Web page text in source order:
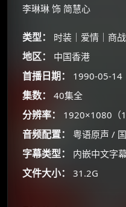
李琳琳 饰 简慧心
类型： 时装｜爱情｜商战
地区： 中国香港
首播日期： 1990-05-14
集数： 40集全
分辨率： 1920×1080（
音频配置： 粤语原声 /
字幕类型： 内嵌中文字
文件大小： 31.2G
🧧 福利领取站
朋友
你需要的各种